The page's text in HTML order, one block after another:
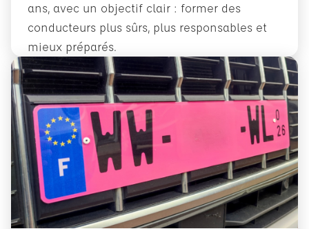
ans, avec un objectif clair : former des
conducteurs plus sûrs, plus responsables et
mieux préparés.
En savoir plus
Conduite accompagnée dès 14 ans : former plus tôt pour